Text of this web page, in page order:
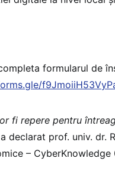
formularul de
fi repere pentru
a declarat prof. univ. dr.
– CyberKnowledge